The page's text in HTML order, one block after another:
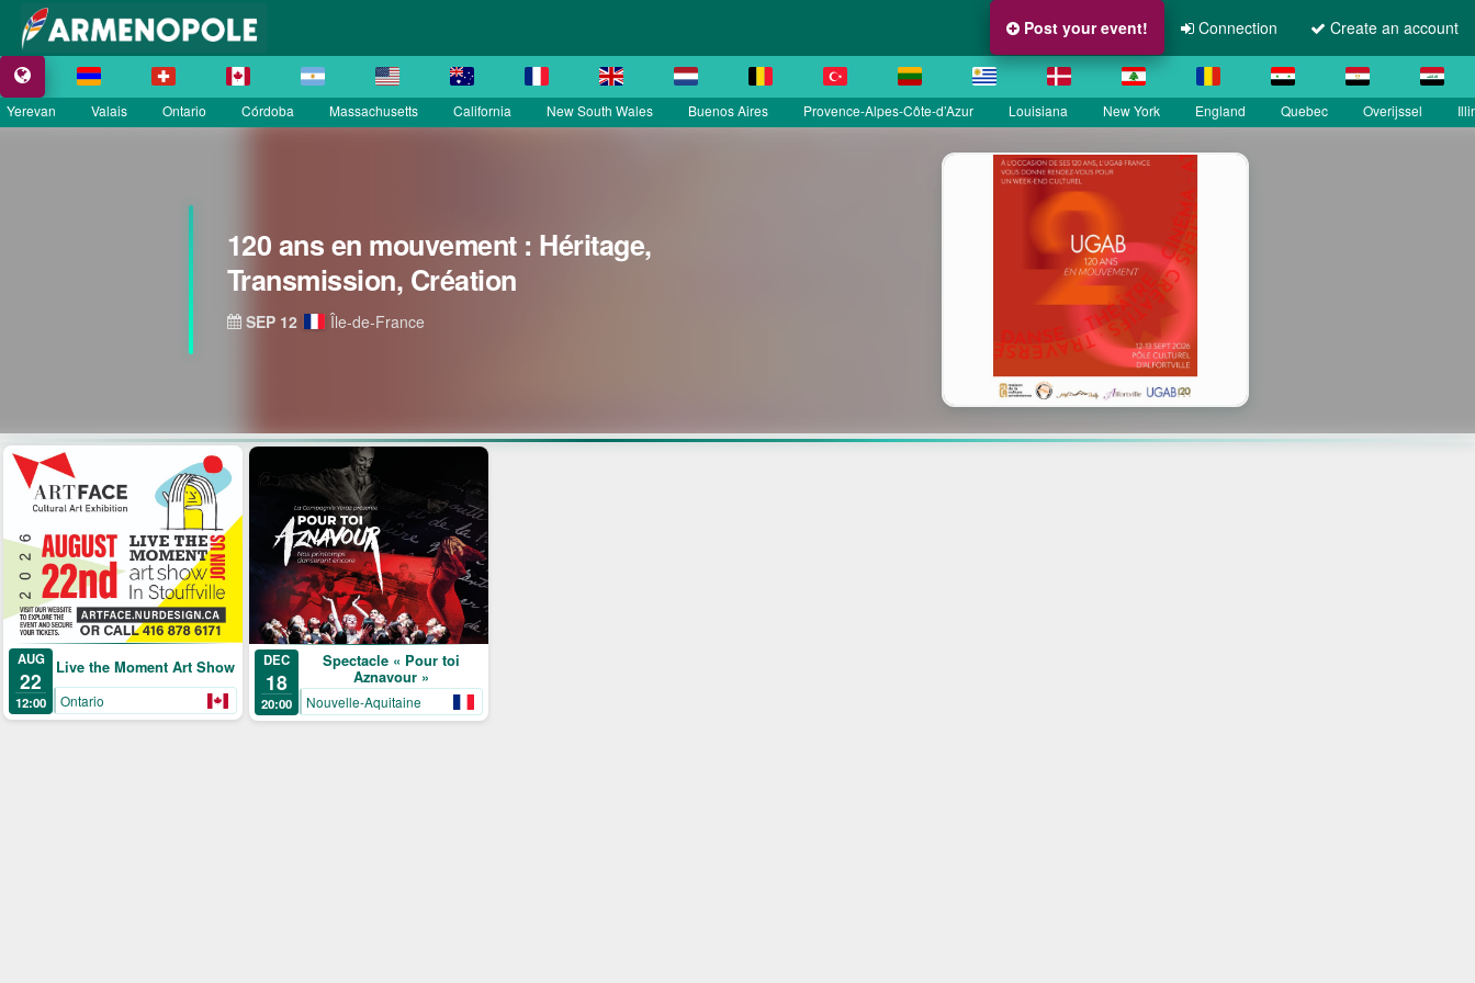
Post your event! Connection Create an account
Yerevan Valais Ontario Córdoba Massachusetts California New South Wales Buenos Aires Provence-Alpes-Côte-d’Azur Louisiana New York England Quebec Overijssel
120 ans en mouvement : Héritage,
Transmission, Création
SEP 12 Île-de-France
AUG
22
12:00
Live the Moment Art Show
Ontario
DEC
18
20:00
Spectacle « Pour toi
Aznavour »
Nouvelle-Aquitaine